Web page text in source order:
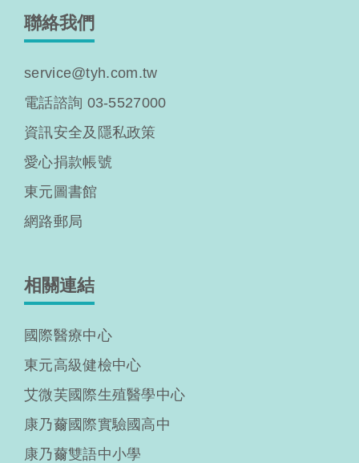
聯絡我們
service@tyh.com.tw
電話諮詢 03-5527000
資訊安全及隱私政策
愛心捐款帳號
東元圖書館
網路郵局
相關連結
國際醫療中心
東元高級健檢中心
艾微芙國際生殖醫學中心
康乃薾國際實驗國高中
康乃薾雙語中小學